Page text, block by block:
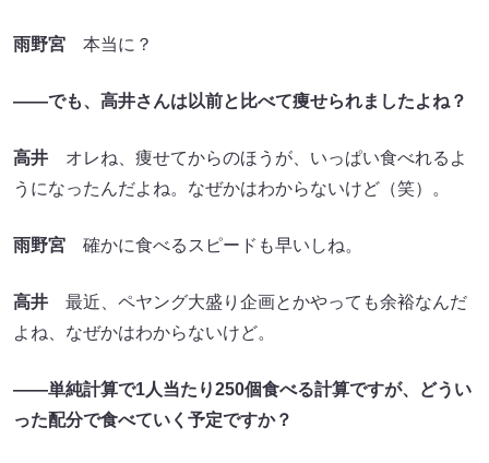
雨野宮 本当に？
――でも、高井さんは以前と比べて痩せられましたよね？
高井 オレね、痩せてからのほうが、いっぱい食べれるよ
うになったんだよね。なぜかはわからないけど（笑）。
雨野宮 確かに食べるスピードも早いしね。
高井 最近、ペヤング大盛り企画とかやっても余裕なんだ
よね、なぜかはわからないけど。
――単純計算で1人当たり250個食べる計算ですが、どうい
った配分で食べていく予定ですか？